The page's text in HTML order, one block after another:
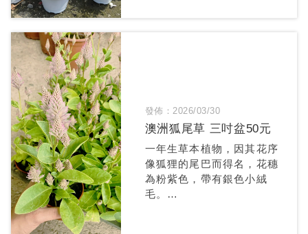
澳洲狐尾草 三吋盆50元
發佈：2026/03/30
一年生草本植物，因其花序
像狐狸的尾巴而得名，花穗
為粉紫色，帶有銀色小絨
毛。